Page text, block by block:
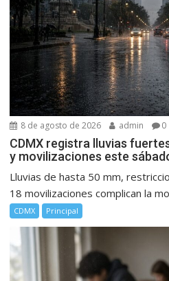
8 de agosto de 2026 admin 0
CDMX registra lluvias
y movilizaciones este
Lluvias de hasta 50 mm,
18 movilizaciones complican la
CDMX Principal